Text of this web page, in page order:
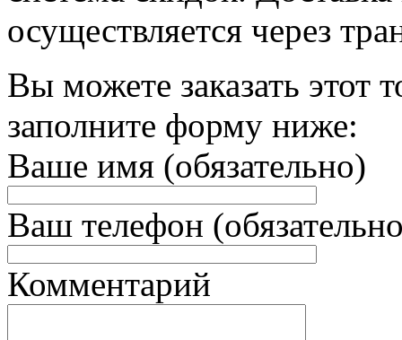
осуществляется через
Вы можете заказать этот
заполните форму ниже:
Ваше имя (обязательно)
Ваш телефон
Комментарий